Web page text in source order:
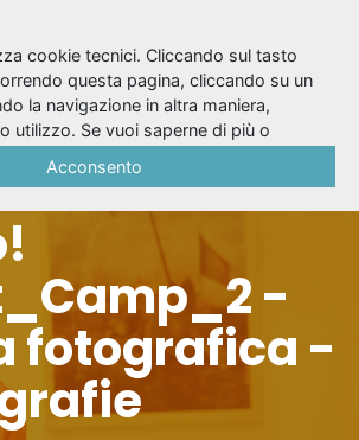
2011/12 -
è
-
fotografica -
cookie tecnici. Cliccando sul tasto
questa pagina, cliccando su un
la navigazione in altra maniera,
utilizzo. Se vuoi saperne di più o
Acconsento